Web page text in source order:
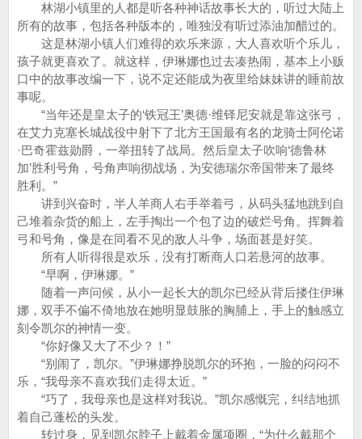
林湖小镇里的人都是听各种神话故事长大的，听过大陆上
所有的故事，包括各种版本的，唯独没有听过添油加醋过的。
这是林湖小镇人们难得的欢乐来源，大人喜欢听个乐儿，
孩子就更喜欢了。就这样，伊琳娜也过去凑热闹，基本上小贩
口中的故事改编一下，说不定还能成为夜里给妹妹讲的睡前故
事呢。
“当年还是皇太子的‘铁冠王’奥德·维铎尼安就是靠这张弓，
在艾力克塞长城战役中射下了北方王国最有名的龙骑士阿伦诺
·巴奇霍兹勋爵，一举扭转了战局。然后皇太子吹响‘德鲁林
加’胜利号角，号角声响彻战场，为安德瑞尔帝国带来了最终
胜利。”
讲到兴奋时，半人羊商人右手举着弓，从码头猛地跳到自
己堆着杂货的船上，左手掏出一个包了边的破烂号角。挥舞着
弓和号角，像是在同看不见的敌人斗争，场面甚是好笑。
所有人听得很是欢乐，没有打断商人口若悬河的故事。
“早啊，伊琳娜。”
随着一声问候，从小一起长大的凯尔已经从背后搂住伊琳
娜，双手不偏不倚地放在她明显鼓胀的胸脯上，手上的触感立
刻令凯尔的神情一变。
“你好像又大了不少？！”
“别闹了，凯尔。”伊琳娜挣脱凯尔的环抱，一脸的闷闷不
乐，“我母亲不喜欢我们走得太近。”
“巧了，我母亲也是这样对我说。”凯尔感慨完，纠结地抓
着自己蓬松的头发。
转过身，见到凯尔脖子上戴着金属项圈，“为什么戴那个